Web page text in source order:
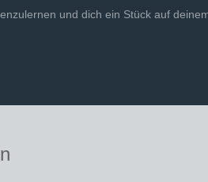
und dich ein Stück auf